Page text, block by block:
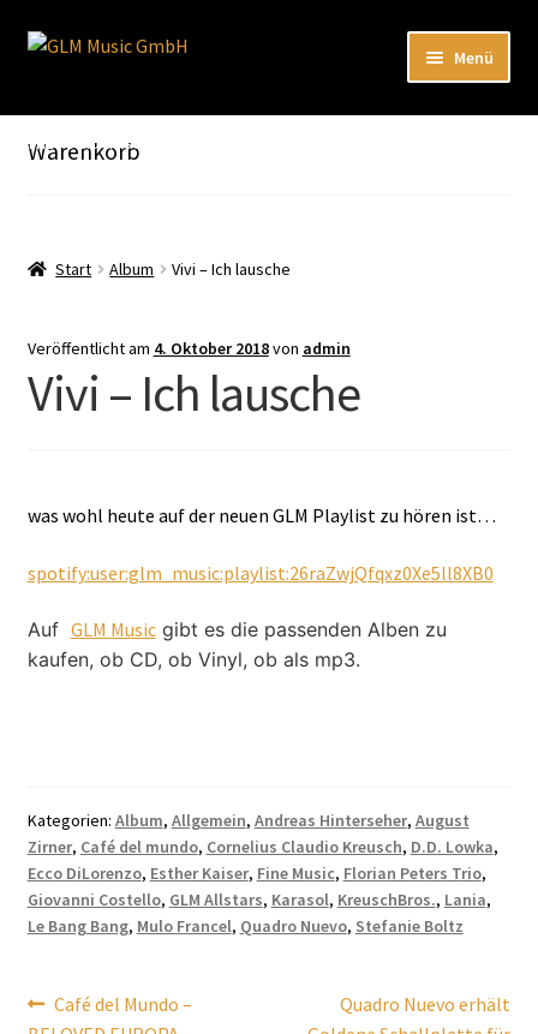
Hier sind unsere Neuigkeiten zu hören: Spotify
Zur
Zum
Menü
Unser Katalog
Warenkorb
Start Album Vivi – Ich lausche
Veröffentlicht am 4. Oktober 2018von admin
Vivi – Ich lausche
was wohl heute auf der neuen GLM Playlist zu hören ist…
spotify:user:glm_music:playlist:26raZwjQfqxz0Xe5ll8XB0
Auf GLM Musicgibt es die passenden Alben zu
kaufen, ob CD, ob Vinyl, ob als mp3.
Kategorien: Album, Allgemein, Andreas Hinterseher, August
Zirner, Café del mundo, Cornelius Claudio Kreusch, D.D. Lowka,
Ecco DiLorenzo, Esther Kaiser, Fine Music, Florian Peters Trio,
Giovanni Costello, GLM Allstars, Karasol, KreuschBros., Lania,
Le Bang Bang, Mulo Francel, Quadro Nuevo, Stefanie Boltz
Beitragsnavigation
Vorheriger
Café del Mundo –
Nächster
Quadro Nuevo erhält